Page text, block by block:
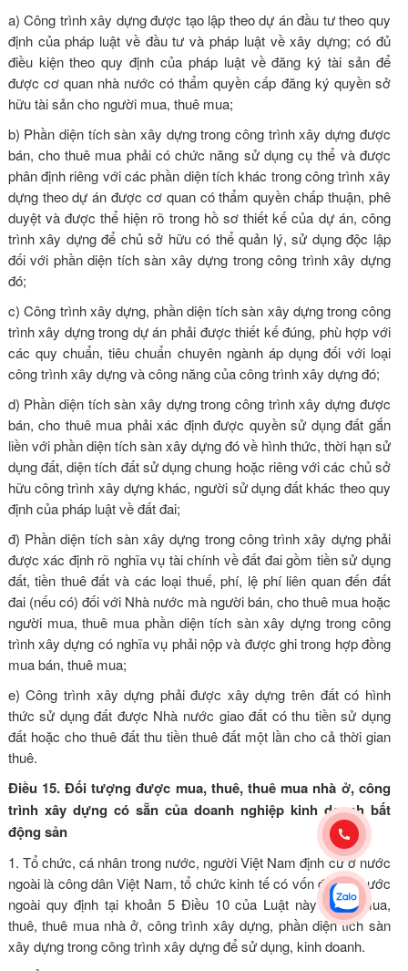
a) Công trình xây dựng được tạo lập theo dự án đầu tư theo quy
định của pháp luật về đầu tư và pháp luật về xây dựng; có đủ
điều kiện theo quy định của pháp luật về đăng ký tài sản để
được cơ quan nhà nước có thẩm quyền cấp đăng ký quyền sở
hữu tài sản cho người mua, thuê mua;
b) Phần diện tích sàn xây dựng trong công trình xây dựng được
bán, cho thuê mua phải có chức năng sử dụng cụ thể và được
phân định riêng với các phần diện tích khác trong công trình xây
dựng theo dự án được cơ quan có thẩm quyền chấp thuận, phê
duyệt và được thể hiện rõ trong hồ sơ thiết kế của dự án, công
trình xây dựng để chủ sở hữu có thể quản lý, sử dụng độc lập
đối với phần diện tích sàn xây dựng trong công trình xây dựng
đó;
c) Công trình xây dựng, phần diện tích sàn xây dựng trong công
trình xây dựng trong dự án phải được thiết kế đúng, phù hợp với
các quy chuẩn, tiêu chuẩn chuyên ngành áp dụng đối với loại
công trình xây dựng và công năng của công trình xây dựng đó;
d) Phần diện tích sàn xây dựng trong công trình xây dựng được
bán, cho thuê mua phải xác định được quyền sử dụng đất gắn
liền với phần diện tích sàn xây dựng đó về hình thức, thời hạn sử
dụng đất, diện tích đất sử dụng chung hoặc riêng với các chủ sở
hữu công trình xây dựng khác, người sử dụng đất khác theo quy
định của pháp luật về đất đai;
đ) Phần diện tích sàn xây dựng trong công trình xây dựng phải
được xác định rõ nghĩa vụ tài chính về đất đai gồm tiền sử dụng
đất, tiền thuê đất và các loại thuế, phí, lệ phí liên quan đến đất
đai (nếu có) đối với Nhà nước mà người bán, cho thuê mua hoặc
người mua, thuê mua phần diện tích sàn xây dựng trong công
trình xây dựng có nghĩa vụ phải nộp và được ghi trong hợp đồng
mua bán, thuê mua;
e) Công trình xây dựng phải được xây dựng trên đất có hình
thức sử dụng đất được Nhà nước giao đất có thu tiền sử dụng
đất hoặc cho thuê đất thu tiền thuê đất một lần cho cả thời gian
thuê.
Điều 15. Đối tượng được mua, thuê, thuê mua nhà ở, công
trình xây dựng có sẵn của doanh nghiệp kinh doanh bất
động sản
1. Tổ chức, cá nhân trong nước, người Việt Nam định cư ở nước
ngoài là công dân Việt Nam, tổ chức kinh tế có vốn đầu tư nước
ngoài quy định tạikhoản 5 Điều 10 của Luật nàyđược mua,
thuê, thuê mua nhà ở, công trình xây dựng, phần diện tích sàn
xây dựng trong công trình xây dựng để sử dụng, kinh doanh.